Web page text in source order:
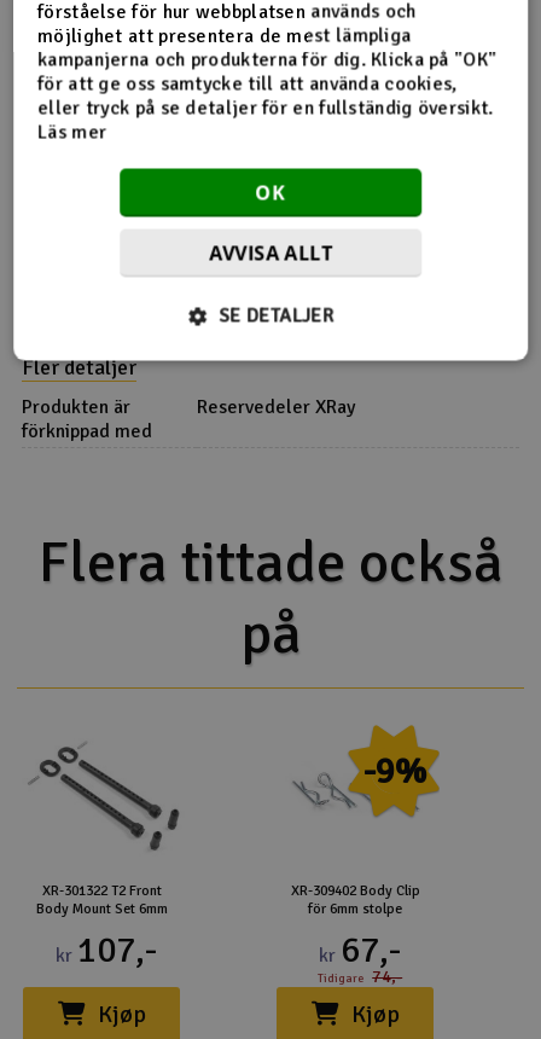
Produktinfo Tipsa en vän Recensioner
Produktinformation
Fler detaljer
Produkten är
förknippad med
Reservedeler XRay
Flera tittade också
på
XR-301322 T2 Front
Body Mount Set 6mm
kr 107,-
Kjøp
-9%
XR-309402 Body Clip
för 6mm stolpe
kr 67,-
Tidigare 74,-
Kjøp
förståelse för hur webbplatsen används och
möjlighet att presentera de mest lämpliga
kampanjerna och produkterna för dig. Klicka på "OK"
för att ge oss samtycke till att använda cookies,
eller tryck på se detaljer för en fullständig översikt.
Läs mer
OK
AVVISA ALLT
SE DETALJER